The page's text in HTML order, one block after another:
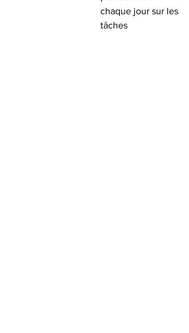
chaque jour sur les
tâches